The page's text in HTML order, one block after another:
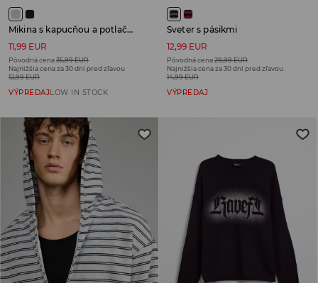
Mikina s kapucňou a potlačou
11,99 EUR
Pôvodná cena35,99 EUR
Najnižšia cena za 30 dní pred zľavou
12,99 EUR
VÝPREDAJLOW IN STOCK
Sveter s pásikmi
12,99 EUR
Pôvodná cena29,99 EUR
Najnižšia cena za 30 dní pred zľavou
14,99 EUR
VÝPREDAJ